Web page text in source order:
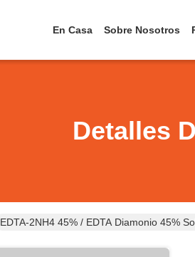
En Casa Sobre Nosotros
Detalles
EDTA-2NH4 45% / EDTA Diamonio 45%